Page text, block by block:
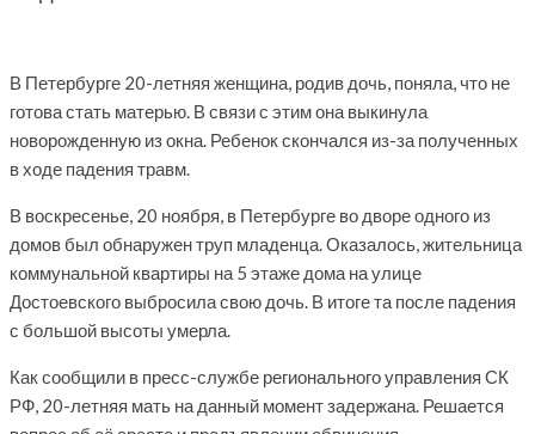
В Петербурге 20-летняя женщина, родив дочь, поняла, что не
готова стать матерью. В связи с этим она выкинула
новорожденную из окна. Ребенок скончался из-за полученных
в ходе падения травм.
В воскресенье, 20 ноября, в Петербурге во дворе одного из
домов был обнаружен труп младенца. Оказалось, жительница
коммунальной квартиры на 5 этаже дома на улице
Достоевского выбросила свою дочь. В итоге та после падения
с большой высоты умерла.
Как сообщили в пресс-службе регионального управления СК
РФ, 20-летняя мать на данный момент задержана. Решается